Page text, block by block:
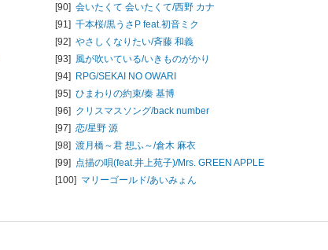
[90] 会いたくて 会いたくて/西野 カナ
[91] 千本桜/黒うさP feat.初音ミク
[92] やさしくなりたい/斉藤 和義
[93] 風が吹いている/いきものがかり
[94] RPG/SEKAI NO OWARI
[95] ひまわりの約束/秦 基博
[96] クリスマスソング/back number
[97] 恋/星野 源
[98] 渡月橋～君 想ふ～/倉木 麻衣
[99] 点描の唄(feat.井上苑子)/Mrs. GREEN APPLE
[100] マリーゴールド/あいみょん